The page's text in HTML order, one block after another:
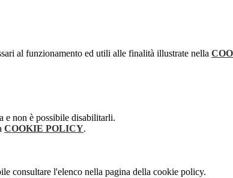
al funzionamento ed utili alle finalità illustrate nella
e non è possibile disabilitarli.
COOKIE POLICY.
consultare l'elenco nella pagina della cookie policy.